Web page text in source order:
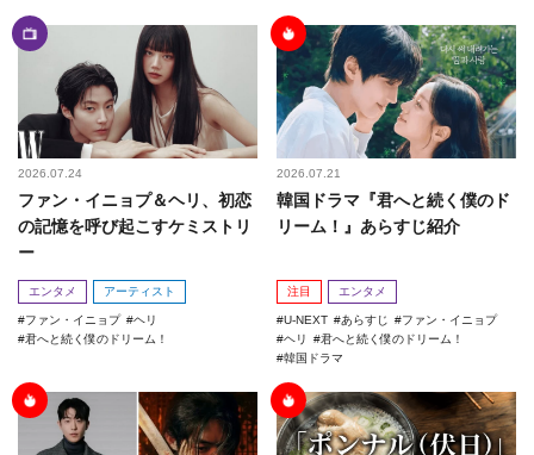
2026.07.24
ファン・イニョプ＆ヘリ、初恋
の記憶を呼び起こすケミストリ
ー
エンタメ アーティスト
ファン・イニョプ
ヘリ
君へと続く僕のドリーム！
2026.07.21
韓国ドラマ『君へと続く僕のド
リーム！』あらすじ紹介
注目 エンタメ
U-NEXT あらすじ
ファン・イニョプ
ヘリ
君へと続く僕のドリーム！
韓国ドラマ